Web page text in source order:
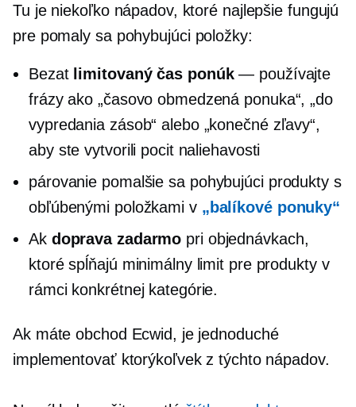
Tu je niekoľko nápadov, ktoré najlepšie fungujú
pre pomaly sa pohybujúcipoložky:
Bezat limitovaný čas ponúk— používajte
frázy ako „časovo obmedzená ponuka“, „do
vypredania zásob“ alebo „konečné zľavy“,
aby ste vytvorili pocit naliehavosti
párovanie pomalšie sa pohybujúciprodukty s
obľúbenými položkami v „balíkové ponuky“
Ak doprava zadarmo pri objednávkach,
ktoré spĺňajú minimálny limit pre produkty v
rámci konkrétnej kategórie.
Ak máte obchod Ecwid, je jednoduché
implementovať ktorýkoľvek z týchto nápadov.